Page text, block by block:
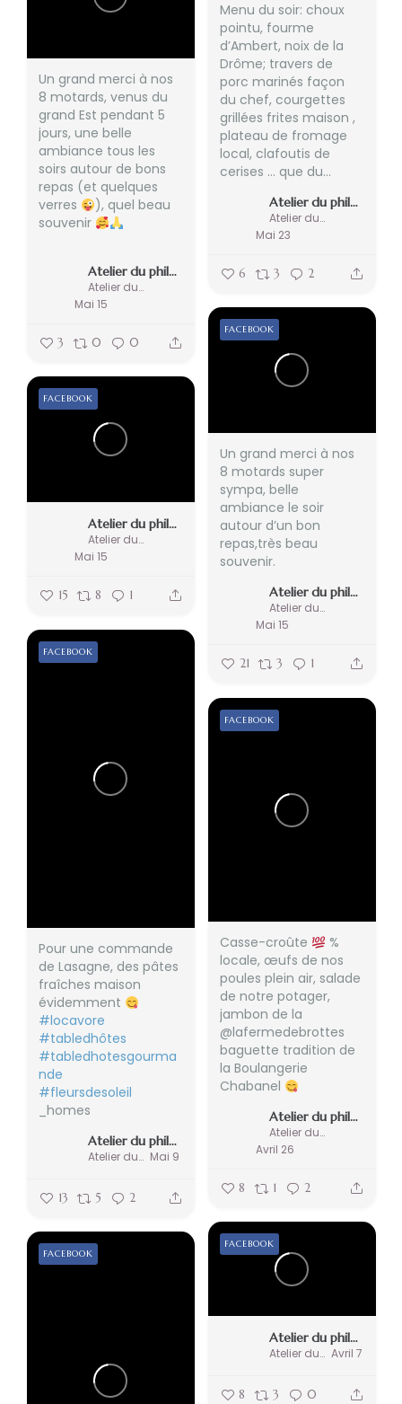
Menu du soir: choux
pointu, fourme
d’Ambert, noix de la
Drôme; travers de
porc marinés façon
du chef, courgettes
grillées frites maison ,
plateau de fromage
local, clafoutis de
cerises … que du...
Atelier du philosophe
Atelier du philosophe
Mai 23
6 3 2
Un grand merci à nos
8 motards, venus du
grand Est pendant 5
jours, une belle
ambiance tous les
soirs autour de bons
repas (et quelques
verres
), quel beau
souvenir
Atelier du philosophe
Atelier du philosophe
Mai 15
3 0 0
Un grand merci à nos
8 motards super
sympa, belle
ambiance le soir
autour d’un bon
repas,très beau
souvenir.
Atelier du philosophe
Atelier du philosophe
Mai 15
FACEBOOK
21 3 1
Atelier du philosophe
Atelier du philosophe
Mai 15
FACEBOOK
15 8 1
Pour une commande
de Lasagne, des pâtes
fraîches maison
évidemment
#locavore
#tabledhôtes
#tabledhotesgourma
nde
#fleursdesoleil
_homes
Atelier du philosophe
Atelier du philosophe Mai 9
FACEBOOK
13 5 2
Casse-croûte
%
locale, œufs de nos
poules plein air, salade
de notre potager,
jambon de la
@lafermedebrottes
baguette tradition de
la Boulangerie
Chabanel
Atelier du philosophe
Atelier du philosophe
Avril 26
FACEBOOK
8 1 2
Atelier du philosophe
Atelier du philosophe Avril 7
FACEBOOK
8 3 0
FACEBOOK